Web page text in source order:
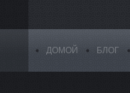
ДОМОЙ БЛОГ